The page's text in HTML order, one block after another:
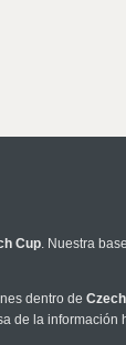
Cup. Nuestra
dentro de
de la información